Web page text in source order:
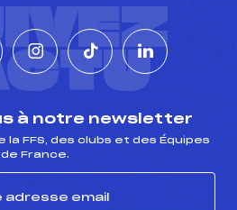
à notre newsletter
la FFS, des clubs et des Équipes
de France.